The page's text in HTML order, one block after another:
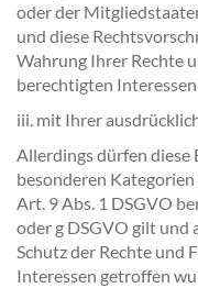
oder der
und diese
Wahrung Ihrer Rechte
berechtigten
iii. mit Ihrer
Allerdings dürfen diese
besonderen
Art. 9 Abs. 1 DSGVO
oder g DSGVO gilt und
Schutz der Rechte und
Interessen getroffen